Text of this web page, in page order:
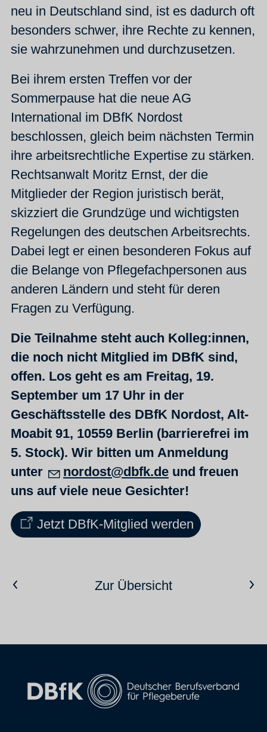
neu in Deutschland sind, ist es dadurch oft
besonders schwer, ihre Rechte zu kennen,
sie wahrzunehmen und durchzusetzen.
Bei ihrem ersten Treffen vor der
Sommerpause hat die neue AG
International im DBfK Nordost
beschlossen, gleich beim nächsten Termin
ihre arbeitsrechtliche Expertise zu stärken.
Rechtsanwalt Moritz Ernst, der die
Mitglieder der Region juristisch berät,
skizziert die Grundzüge und wichtigsten
Regelungen des deutschen Arbeitsrechts.
Dabei legt er einen besonderen Fokus auf
die Belange von Pflegefachpersonen aus
anderen Ländern und steht für deren
Fragen zu Verfügung.
Die Teilnahme steht auch Kolleg:innen,
die noch nicht Mitglied im DBfK sind,
offen. Los geht es am Freitag, 19.
September um 17 Uhr in der
Geschäftsstelle des DBfK Nordost, Alt-
Moabit 91, 10559 Berlin (barrierefrei im
5. Stock). Wir bitten um Anmeldung
unter
nordost@dbfk.de und freuen
uns auf viele neue Gesichter!
Jetzt DBfK-Mitglied werden
Vorheriger ArtikelZur ÜbersichtNächster Artikel